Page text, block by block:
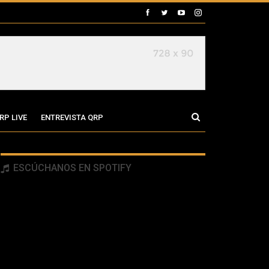
LIVE ENTREVISTA QRP
ESCÚCHANOS EN SPOTIFY